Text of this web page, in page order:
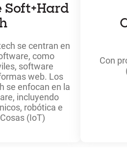
Soft+Hard
se centran en
como
software
web. Los
se enfocan en la
incluyendo
robótica e
(IoT)
Con